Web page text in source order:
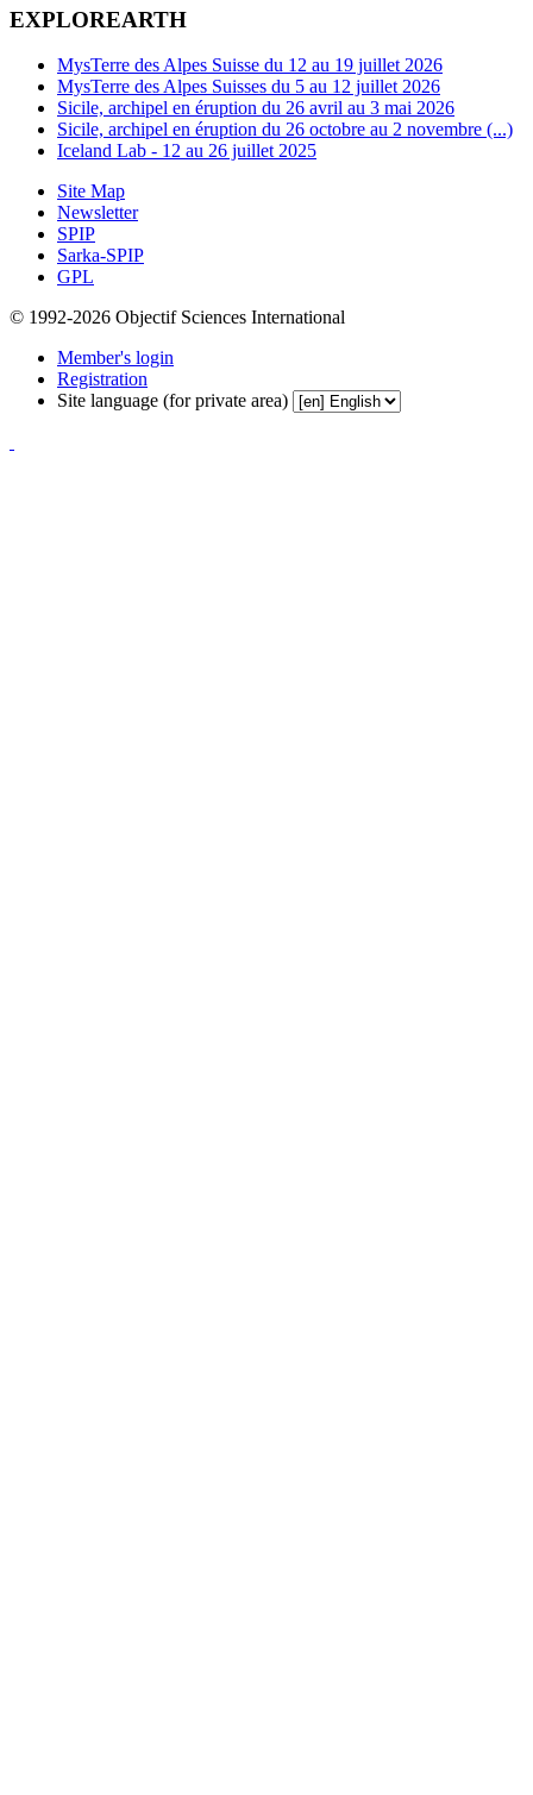
EXPLOREARTH
MysTerre des Alpes Suisse du 12 au 19 juillet 2026
MysTerre des Alpes Suisses du 5 au 12 juillet 2026
Sicile, archipel en éruption du 26 avril au 3 mai 2026
Sicile, archipel en éruption du 26 octobre au 2 novembre (...)
Iceland Lab - 12 au 26 juillet 2025
Site Map
Newsletter
SPIP
Sarka-SPIP
GPL
© 1992-2026 Objectif Sciences International
Member's login
Registration
Site language (for private area)